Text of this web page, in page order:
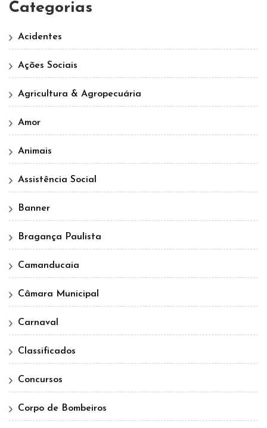
Categorias
Acidentes
Ações Sociais
Agricultura & Agropecuária
Amor
Animais
Assistência Social
Banner
Bragança Paulista
Camanducaia
Câmara Municipal
Carnaval
Classificados
Concursos
Corpo de Bombeiros